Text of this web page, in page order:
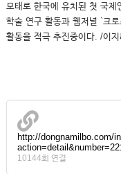
모태로 한국에 유치된 첫 국
학술 연구 활동과 웹저널 `크
활동을 적극 추진중이다. /이
http://dongnamilbo.com/
10144회 연결